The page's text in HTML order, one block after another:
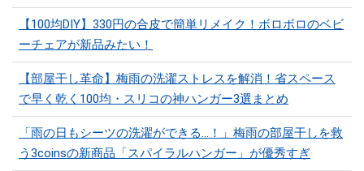
【100均DIY】330円の合皮で簡単リメイク！ボロボロのベビ
ーチェアが新品みたい！
【部屋干し革命】梅雨の洗濯ストレスを解消！省スペース
で早く乾く100均・スリコの神ハンガー3選まとめ
「雨の日もシーツの洗濯ができる…！」梅雨の部屋干しを救
う3coinsの新商品「スパイラルハンガー」が優秀すぎ